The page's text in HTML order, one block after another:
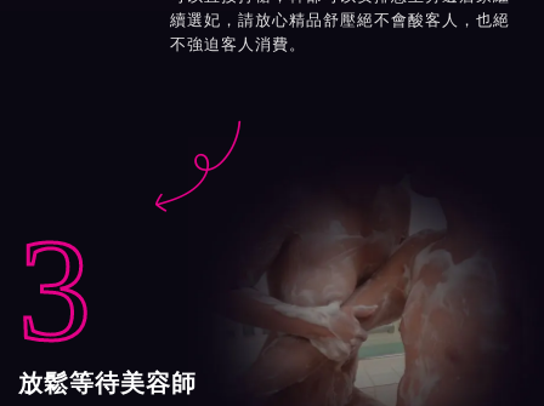
續選妃，請放心精品舒壓絕不會酸客人，也絕
不強迫客人消費。

3
放鬆等待美容師